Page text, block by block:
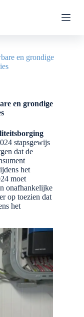
en grondige
en grondige
stapsgewijs
dat de
het
moet
onafhankelijke
op toezien dat
het